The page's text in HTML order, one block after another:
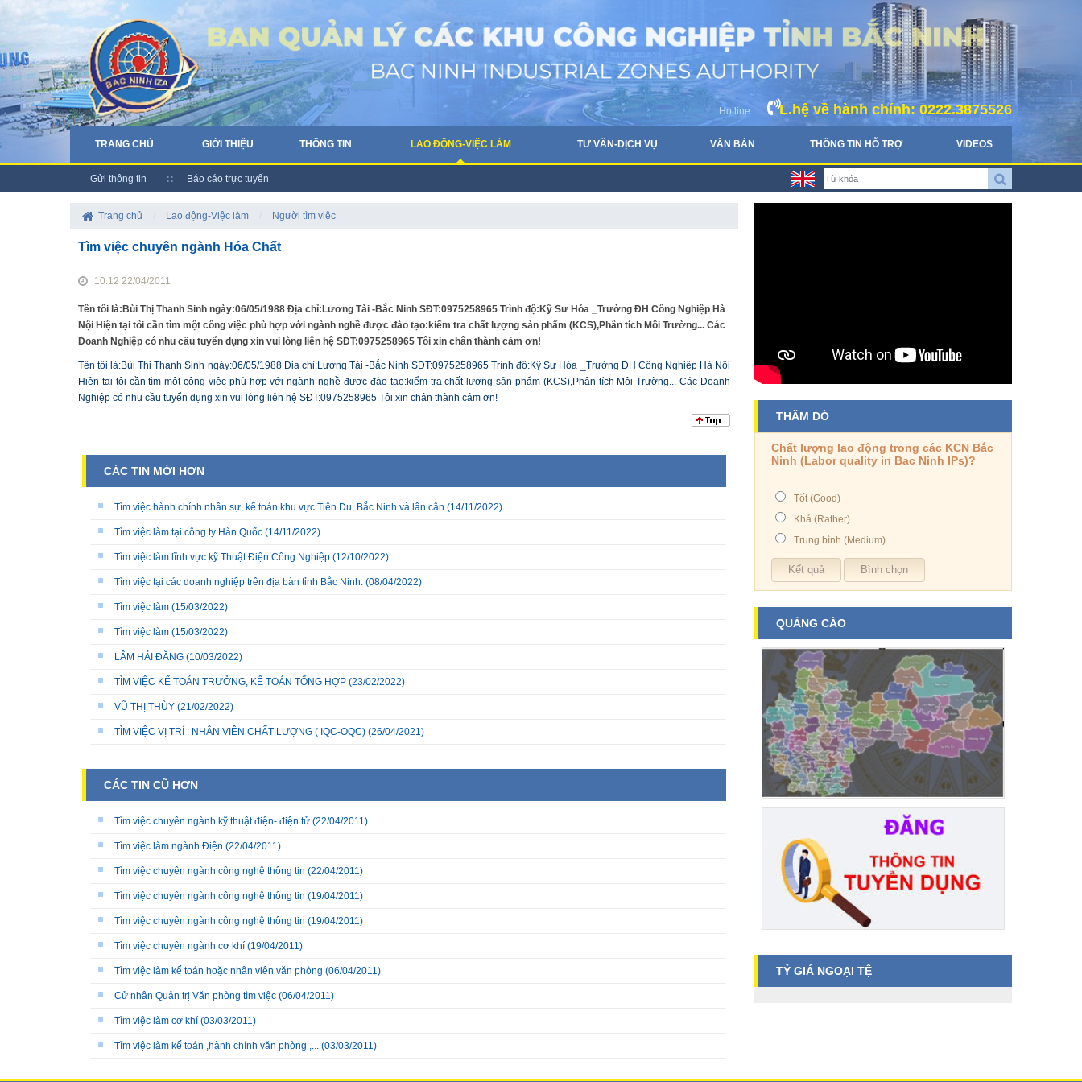
Hotline: L.hệ về hành chính: 0222.3875526
TRANG CHỦ GIỚI THIỆU THÔNG TIN LAO ĐỘNG-VIỆC LÀM TƯ VẤN-DỊCH VỤ VĂN BẢN THÔNG TIN HỖ TRỢ VIDEOS
Gửi thông tin Báo cáo trực tuyến
Trang chủ Lao động-Việc làm Người tìm việc
Tìm việc chuyên ngành Hóa Chất
10:12 22/04/2011
Tên tôi là:Bùi Thị Thanh Sinh ngày:06/05/1988 Địa chỉ:Lương Tài -Bắc Ninh SĐT:0975258965 Trình độ:Kỹ Sư Hóa _Trường ĐH Công Nghiệp Hà
Nội Hiện tại tôi cần tìm một công việc phù hợp với ngành nghề được đào tạo:kiểm tra chất lượng sản phẩm (KCS),Phân tích Môi Trường... Các
Doanh Nghiệp có nhu cầu tuyển dụng xin vui lòng liên hệ SĐT:0975258965 Tôi xin chân thành cảm ơn!
Tên tôi là:Bùi Thị Thanh Sinh ngày:06/05/1988 Địa chỉ:Lương Tài -Bắc Ninh SĐT:0975258965 Trình độ:Kỹ Sư Hóa _Trường ĐH Công Nghiệp Hà Nội
Hiện tại tôi cần tìm một công việc phù hợp với ngành nghề được đào tạo:kiểm tra chất lượng sản phẩm (KCS),Phân tích Môi Trường... Các Doanh
Nghiệp có nhu cầu tuyển dụng xin vui lòng liên hệ SĐT:0975258965 Tôi xin chân thành cảm ơn!
CÁC TIN MỚI HƠN
Tìm việc hành chính nhân sự, kế toán khu vực Tiên Du, Bắc Ninh và lân cận (14/11/2022)
Tìm việc làm tại công ty Hàn Quốc (14/11/2022)
Tìm việc làm lĩnh vực kỹ Thuật Điện Công Nghiệp (12/10/2022)
Tìm việc tại các doanh nghiệp trên địa bàn tỉnh Bắc Ninh. (08/04/2022)
Tìm việc làm (15/03/2022)
Tìm việc làm (15/03/2022)
LÂM HẢI ĐĂNG (10/03/2022)
TÌM VIỆC KẾ TOÁN TRƯỞNG, KẾ TOÁN TỔNG HỢP (23/02/2022)
VŨ THỊ THÙY (21/02/2022)
TÌM VIỆC VỊ TRÍ : NHÂN VIÊN CHẤT LƯỢNG ( IQC-OQC) (26/04/2021)
CÁC TIN CŨ HƠN
Tìm việc chuyên ngành kỹ thuật điện- điện tử (22/04/2011)
Tìm việc làm ngành Điện (22/04/2011)
Tìm việc chuyên ngành công nghệ thông tin (22/04/2011)
Tìm việc chuyên ngành công nghệ thông tin (19/04/2011)
Tìm việc chuyên ngành công nghệ thông tin (19/04/2011)
Tìm việc chuyên ngành cơ khí (19/04/2011)
Tìm việc làm kế toán hoặc nhân viên văn phòng (06/04/2011)
Cử nhân Quản trị Văn phòng tìm việc (06/04/2011)
Tìm việc làm cơ khí (03/03/2011)
Tìm việc làm kế toán ,hành chính văn phòng ,... (03/03/2011)
THĂM DÒ
Chất lượng lao động trong các KCN Bắc
Ninh (Labor quality in Bac Ninh IPs)?
Tốt (Good)
Khá (Rather)
Trung bình (Medium)
QUẢNG CÁO
TỶ GIÁ NGOẠI TỆ